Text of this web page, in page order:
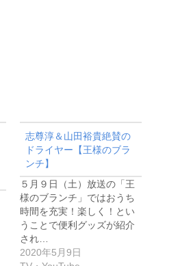
志尊淳＆山田裕貴絶賛の
ドライヤー【王様のブラ
ンチ】
５月９日（土）放送の「王
様のブランチ」ではおうち
時間を充実！楽しく！とい
うことで便利グッズが紹介
され…
2020年5月9日